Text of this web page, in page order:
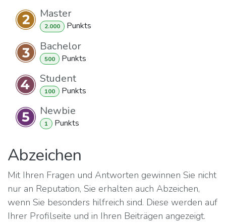
Master
2.000 Punkts
Bachelor
500 Punkts
Student
100 Punkts
Newbie
1 Punkts
Abzeichen
Mit Ihren Fragen und Antworten gewinnen Sie nicht
nur an Reputation, Sie erhalten auch Abzeichen,
wenn Sie besonders hilfreich sind. Diese werden auf
Ihrer Profilseite und in Ihren Beiträgen angezeigt.